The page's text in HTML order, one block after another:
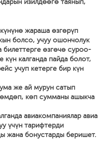
изилдөөгө таянып,
жараша өзгөрүп
болсо, учуу ошончолук
билеттерге өзгөчө суроо-
күн калганда пайда болот,
учуп кетерге бир күн
же ай мурун сатып
көп сумманы ашыкча
авиакомпаниялар авиа
үчүн тарифтерди
жана бонустарды беришет.